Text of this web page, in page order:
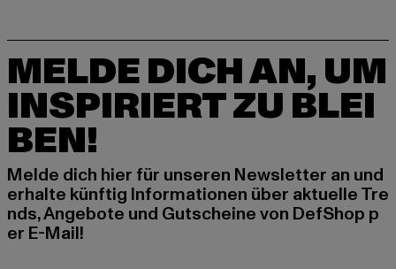
MELDE DICH AN, UM
INSPIRIERT ZU BLEI
BEN!
Melde dich hier für unseren Newsletter an und
erhalte künftig Informationen über aktuelle Tre
nds, Angebote und Gutscheine von DefShop p
er E-Mail!